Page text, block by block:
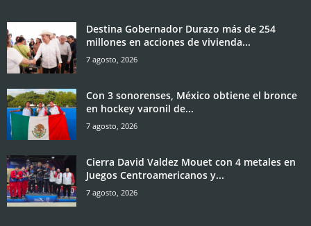
Destina Gobernador Durazo más de 254
millones en acciones de vivienda...
7 agosto, 2026
Con 3 sonorenses, México obtiene el bronce
en hockey varonil de...
7 agosto, 2026
Cierra David Valdez Mouet con 4 metales en
Juegos Centroamericanos y...
7 agosto, 2026